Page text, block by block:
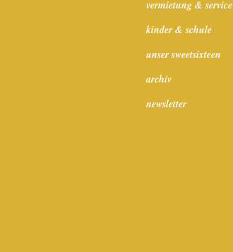
vermietung & service
kinder & schule
unser sweetsixteen
archiv
newsletter